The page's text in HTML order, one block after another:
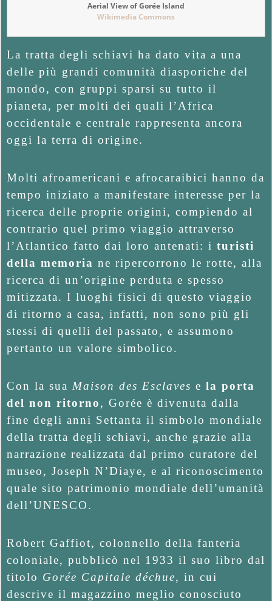
Aerial View of Gorée Island
Wikimedia Commons
La tratta degli schiavi ha dato vita a una
delle più grandi comunità diasporiche del
mondo, con gruppi sparsi su tutto il
pianeta, per molti dei quali l’Africa
occidentale e centrale rappresenta ancora
oggi la terra di origine.
Molti afroamericani e afrocaraibici hanno da
tempo iniziato a manifestare interesse per la
ricerca delle proprie origini, compiendo al
contrario quel primo viaggio attraverso
l’Atlantico fatto dai loro antenati: i turisti
della memoria ne ripercorrono le rotte, alla
ricerca di un’origine perduta e spesso
mitizzata. I luoghi fisici di questo viaggio
di ritorno a casa, infatti, non sono più gli
stessi di quelli del passato, e assumono
pertanto un valore simbolico.
Con la sua Maison des Esclaves e la porta
del non ritorno, Gorée è divenuta dalla
fine degli anni Settanta il simbolo mondiale
della tratta degli schiavi, anche grazie alla
narrazione realizzata dal primo curatore del
museo, Joseph N’Diaye, e al riconoscimento
quale sito patrimonio mondiale dell’umanità
dell’UNESCO.
Robert Gaffiot, colonnello della fanteria
coloniale, pubblicò nel 1933 il suo libro dal
titolo Gorée Capitale déchue, in cui
descrive il magazzino meglio conosciuto